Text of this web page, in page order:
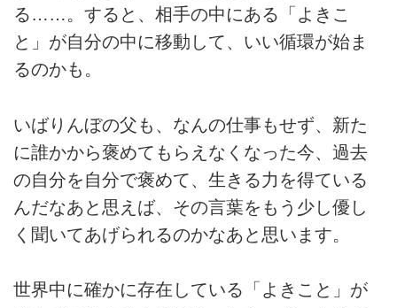
る……。すると、相手の中にある「よきこ
と」が自分の中に移動して、いい循環が始ま
るのかも。
いばりんぼの父も、なんの仕事もせず、新た
に誰かから褒めてもらえなくなった今、過去
の自分を自分で褒めて、生きる力を得ている
んだなあと思えば、その言葉をもう少し優し
く聞いてあげられるのかなあと思います。
世界中に確かに存在している「よきこと」が